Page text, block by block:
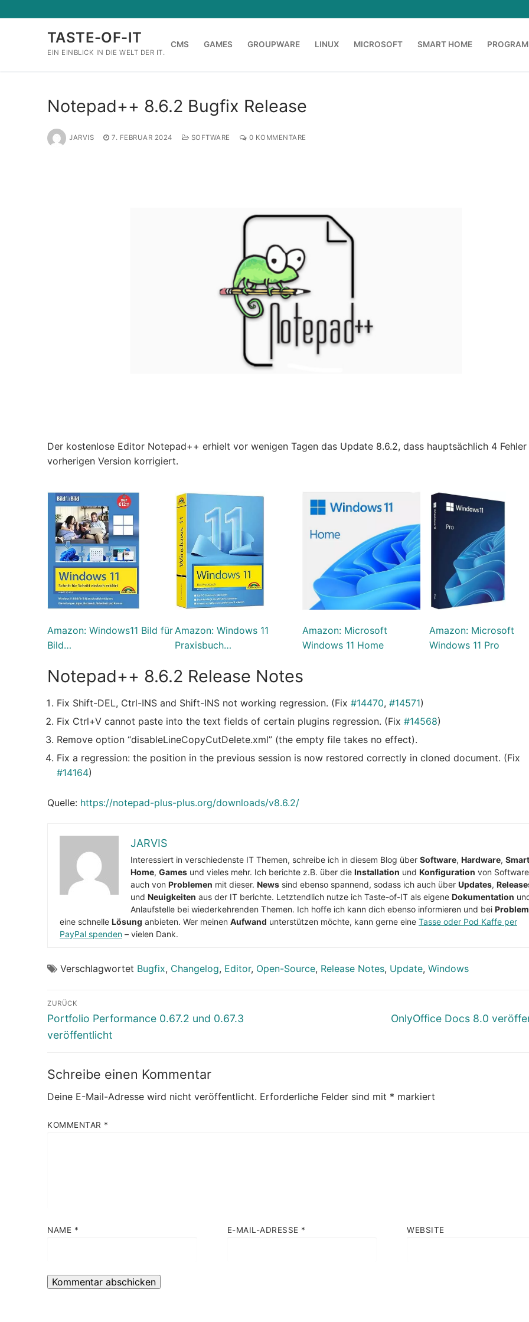
Inhalt
TASTE-OF-IT
EIN EINBLICK IN DIE WELT DER IT.
CMS GAMES GROUPWARE LINUX MICROSOFT SMART HOME
Notepad++ 8.6.2 Bugfix Release
JARVIS 7. FEBRUAR 2024 SOFTWARE 0 KOMMENTARE
Der kostenlose Editor Notepad++ erhielt vor wenigen Tagen das Update 8.6.2, dass hauptsächlich 4
vorherigen Version korrigiert.
Amazon: Windows11 Bild für
Bild…
Amazon: Windows 11
Praxisbuch…
Amazon: Microsoft
Windows 11 Home
Amazon: Microsoft
Windows 11 Pro
Notepad++ 8.6.2 Release Notes
Fix Shift-DEL, Ctrl-INS and Shift-INS not working regression. (Fix #14470, #14571)
Fix Ctrl+V cannot paste into the text fields of certain plugins regression. (Fix #14568)
Remove option “disableLineCopyCutDelete.xml” (the empty file takes no effect).
Fix a regression: the position in the previous session is now restored correctly in cloned document. (Fix
#14164)
Quelle: https://notepad-plus-plus.org/downloads/v8.6.2/
JARVIS
Interessiert in verschiedenste IT Themen, schreibe ich in diesem Blog über Software, Hardware, Smart
Home, Games und vieles mehr. Ich berichte z.B. über die Installation und Konfiguration von
auch von Problemen mit dieser. News sind ebenso spannend, sodass ich auch über Updates,
und Neuigkeiten aus der IT berichte. Letztendlich nutze ich Taste-of-IT als eigene Dokumentation
Anlaufstelle bei wiederkehrenden Themen. Ich hoffe ich kann dich ebenso informieren und bei
eine schnelle Lösung anbieten. Wer meinen Aufwand unterstützen möchte, kann gerne eine Tasse oder Pod Kaffe per
PayPal spenden – vielen Dank.
Verschlagwortet Bugfix, Changelog, Editor, Open-Source, Release Notes, Update, Windows
Beitragsnavigation
ZURÜCK
Vorheriger
Beitrag:
Portfolio Performance 0.67.2 und 0.67.3
veröffentlicht
Nächster
OnlyOffice Docs 8.0
Schreibe einen Kommentar
Deine E-Mail-Adresse wird nicht veröffentlicht. Erforderliche Felder sind mit * markiert
KOMMENTAR *
NAME * E-MAIL-ADRESSE * WEBSITE